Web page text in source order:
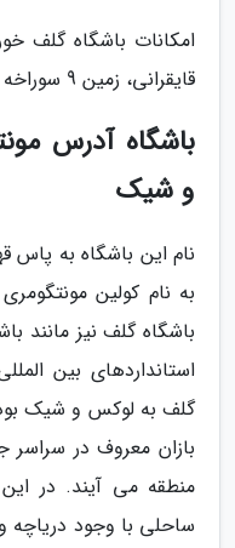
امکانات باشگاه گلف
قایقرانی، زمین 9 سوراخه گلف
باشگاه آدرس
و شیک
نام این باشگاه به پاس
به نام کولین
استانداردهای بین
گلف به لوکس و شیک
بازان معروف در سراسر
منطقه می آیند. در
ساحلی با وجود